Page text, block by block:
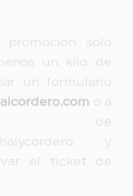
solo
un kilo de
un formulario
o a
de
y
el ticket de